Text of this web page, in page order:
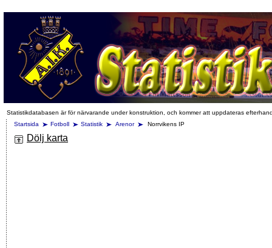
Statistikdatabasen är för närvarande under konstruktion, och kommer att uppdateras
Startsida
Fotboll Statistik Arenor Norrvikens IP
Dölj karta